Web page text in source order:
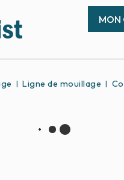
MON
Ligne de mouillage